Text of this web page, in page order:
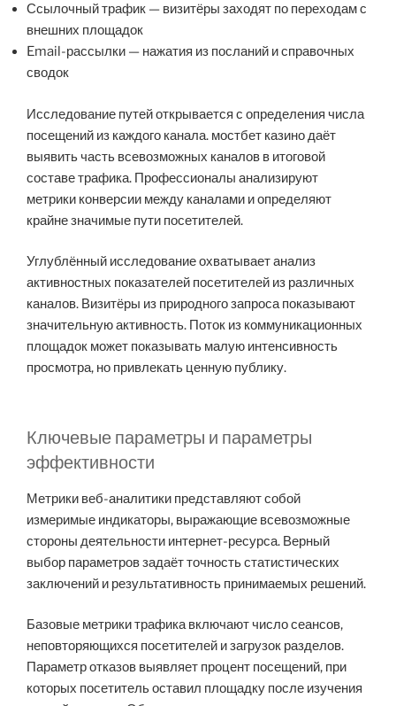
Ссылочный трафик — визитёры заходят по переходам с
внешних площадок
Email-рассылки — нажатия из посланий и справочных
сводок
Исследование путей открывается с определения числа
посещений из каждого канала. мостбет казино даёт
выявить часть всевозможных каналов в итоговой
составе трафика. Профессионалы анализируют
метрики конверсии между каналами и определяют
крайне значимые пути посетителей.
Углублённый исследование охватывает анализ
активностных показателей посетителей из различных
каналов. Визитёры из природного запроса показывают
значительную активность. Поток из коммуникационных
площадок может показывать малую интенсивность
просмотра, но привлекать ценную публику.
Ключевые параметры и параметры
эффективности
Метрики веб-аналитики представляют собой
измеримые индикаторы, выражающие всевозможные
стороны деятельности интернет-ресурса. Верный
выбор параметров задаёт точность статистических
заключений и результативность принимаемых решений.
Базовые метрики трафика включают число сеансов,
неповторяющихся посетителей и загрузок разделов.
Параметр отказов выявляет процент посещений, при
которых посетитель оставил площадку после изучения